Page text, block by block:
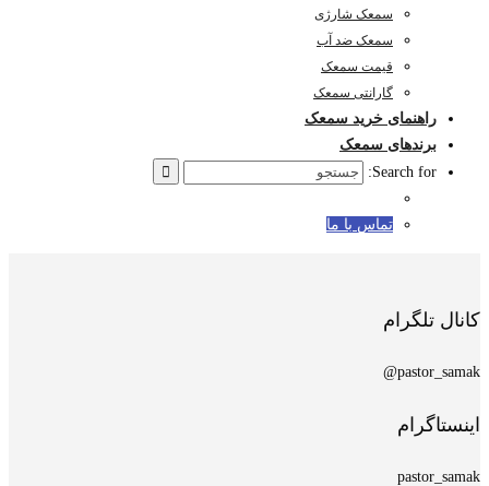
سمعک شارژی
سمعک ضد آب
قیمت سمعک
گارانتی سمعک
راهنمای خرید سمعک
برندهای سمعک
Search for:
تماس با ما
کانال تلگرام
pastor_samak@
اینستاگرام
pastor_samak